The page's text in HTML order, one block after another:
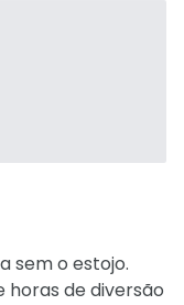
sem o estojo.
de diversão